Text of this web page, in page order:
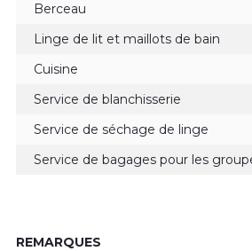
Berceau
Linge de lit et maillots de bain
Cuisine
Service de blanchisserie
Service de séchage de linge
Service de bagages pour les
REMARQUES